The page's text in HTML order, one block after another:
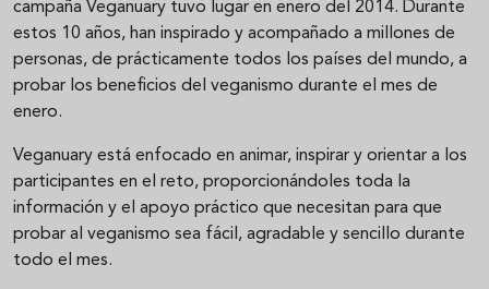
campaña Veganuary tuvo lugar en enero del 2014. Durante
estos 10 años, han inspirado y acompañado a millones de
personas, de prácticamente todos los países del mundo, a
probar los beneficios del veganismo durante el mes de
enero.
Veganuary está enfocado en animar, inspirar y orientar a los
participantes en el reto, proporcionándoles toda la
información y el apoyo práctico que necesitan para que
probar al veganismo sea fácil, agradable y sencillo durante
todo el mes.